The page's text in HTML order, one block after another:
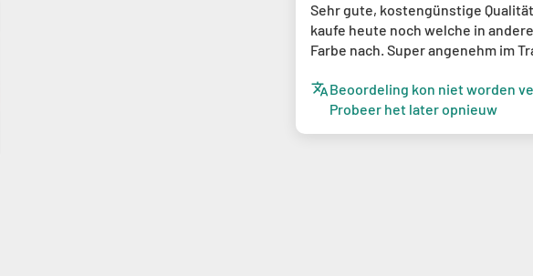
Sehr gute, kostengünstige
kaufe heute noch welche in
Farbe nach. Super angenehm im
Beoordeling kon niet worden
Probeer het later opnieuw